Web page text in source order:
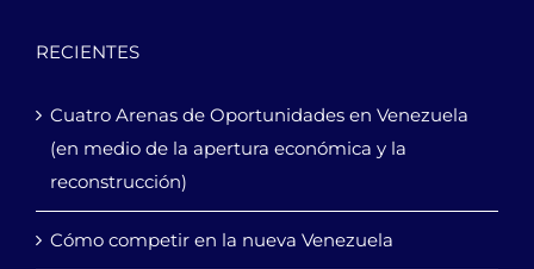
RECIENTES
Cuatro Arenas de Oportunidades en Venezuela
(en medio de la apertura económica y la
reconstrucción)
Cómo competir en la nueva Venezuela